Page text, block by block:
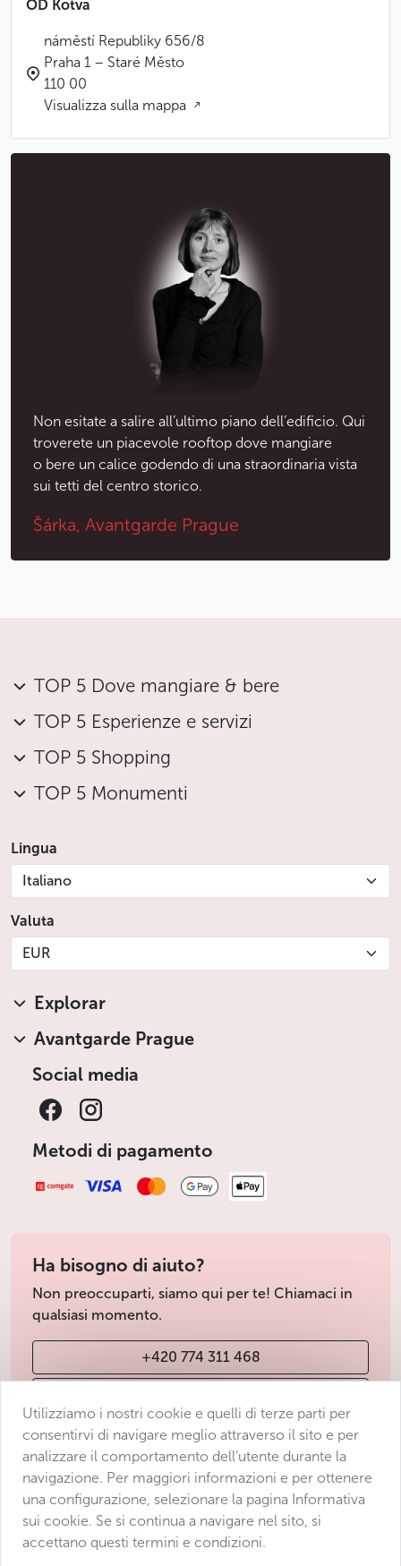
OD Kotva
náměstí Republiky 656/8
Praha 1 – Staré Město
110 00
Visualizza sulla mappa
Non esitate a salire all’ultimo piano dell’edificio. Qui
troverete un piacevole rooftop dove mangiare
o bere un calice godendo di una straordinaria vista
sui tetti del centro storico.
Šárka, Avantgarde Prague
TOP 5 Dove mangiare & bere
TOP 5 Esperienze e servizi
TOP 5 Shopping
TOP 5 Monumenti
Lingua
Italiano
Valuta
EUR
Explorar
Avantgarde Prague
Social media
Metodi di pagamento
Ha bisogno di aiuto?
Non preoccuparti, siamo qui per te! Chiamaci in
qualsiasi momento.
+420 774 311 468
Condizioni di vendita
Protezione dei dati
Dichiarazione di accessibilità
Manage consent
Utilizziamo i nostri cookie e quelli di terze parti per
consentirvi di navigare meglio attraverso il sito e per
analizzare il comportamento dell’utente durante la
navigazione. Per maggiori informazioni e per ottenere
una configurazione, selezionare la pagina Informativa
sui cookie. Se si continua a navigare nel sito, si
accettano questi termini e condizioni.